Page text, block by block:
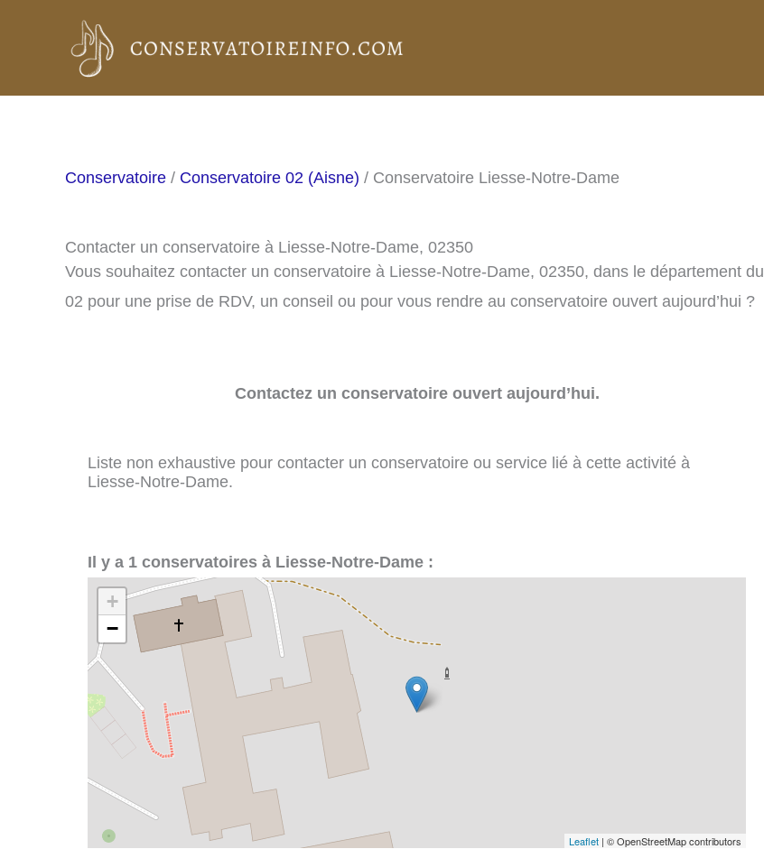
Conservatoire / Conservatoire 02 (Aisne) / Conservatoire Liesse-Notre-Dame
Contacter un conservatoire à Liesse-Notre-Dame, 02350
Vous souhaitez contacter un conservatoire à Liesse-Notre-Dame, 02350, dans le département du
02 pour une prise de RDV, un conseil ou pour vous rendre au conservatoire ouvert aujourd’hui ?
Contactez un conservatoire ouvert aujourd’hui.
Liste non exhaustive pour contacter un conservatoire ou service lié à cette activité à
Liesse-Notre-Dame.
Il y a 1 conservatoires à Liesse-Notre-Dame :
+
−
Leaflet | © OpenStreetMap contributors